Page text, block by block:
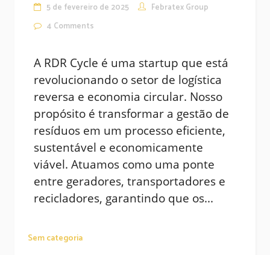
5 de fevereiro de 2025
Febratex Group
4 Comments
A RDR Cycle é uma startup que está
revolucionando o setor de logística
reversa e economia circular. Nosso
propósito é transformar a gestão de
resíduos em um processo eficiente,
sustentável e economicamente
viável. Atuamos como uma ponte
entre geradores, transportadores e
recicladores, garantindo que os...
Sem categoria